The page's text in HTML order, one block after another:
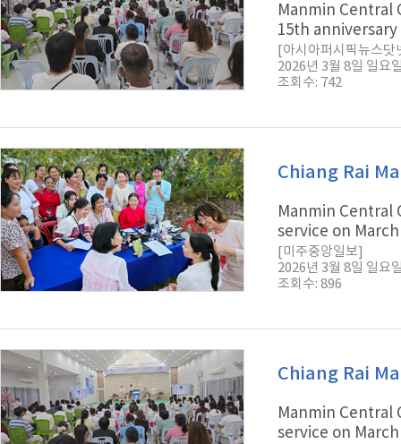
Manmin Central
15th anniversary
[아시아퍼시픽뉴스닷
2026년 3월 8일 일요
조회수: 742
Chiang Rai
Manmin Central
service on March
[미주중앙일보]
2026년 3월 8일 일요
조회수: 896
Chiang Rai
Manmin Central
service on March